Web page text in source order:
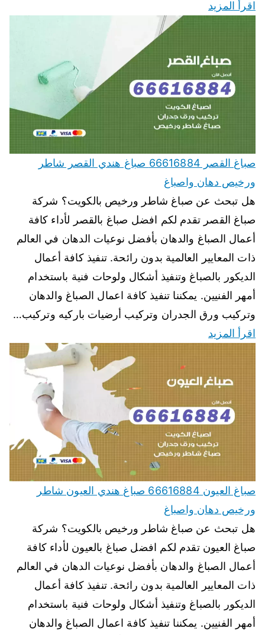
اقرأ المزيد
صباغ القصر 66616884 صباغ هندي القصر شاطر
ورخيص دهان واصباغ
هل تبحث عن صباغ شاطر ورخيص بالكويت؟ شركة
صباغ القصر تقدم لكم افضل صباغ بالقصر لأداء كافة
أعمال الصباغ والدهان بأفضل نوعيات الدهان في العالم
ذات المعايير العالمية بدون رائحة. تنفيذ كافة أعمال
الديكور بالصباغ وتنفيذ أشكال ولوحات فنية باستخدام
أمهر الفنيين. يمكننا تنفيذ كافة اعمال الصباغ والدهان
وتركيب ورق الجدران وتركيب أرضيات باركيه وتركيب…
اقرأ المزيد
صباغ العيون 66616884 صباغ هندي العيون شاطر
ورخيص دهان واصباغ
هل تبحث عن صباغ شاطر ورخيص بالكويت؟ شركة
صباغ العيون تقدم لكم افضل صباغ بالعيون لأداء كافة
أعمال الصباغ والدهان بأفضل نوعيات الدهان في العالم
ذات المعايير العالمية بدون رائحة. تنفيذ كافة أعمال
الديكور بالصباغ وتنفيذ أشكال ولوحات فنية باستخدام
أمهر الفنيين. يمكننا تنفيذ كافة اعمال الصباغ والدهان